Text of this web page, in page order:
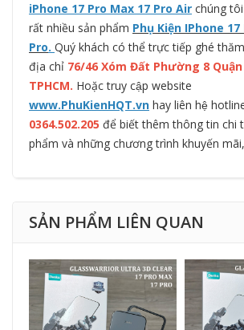
iPhone 17 Pro Max 17 Pro Air chúng
rất nhiều sản phẩm Phụ Kiện IPhone
Pro. Quý khách có thể trực tiếp ghé
địa chỉ 76/46 Xóm Đất Phường 8 Quận
TPHCM. Hoặc truy cập website
www.PhuKienHQT.vn hay liên hệ
0364.502.205 để biết thêm thông tin chi
phẩm và những chương trình khuyến
SẢN PHẨM LIÊN QUAN